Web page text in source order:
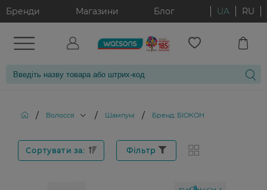
Бренди Магазини Блог UA RU
/ Волосся / Шампуні / Бренд: БІОКОН
Сортувати за: Фільтр